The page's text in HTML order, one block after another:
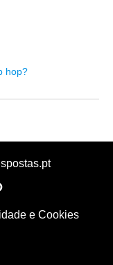
hop?
e Cookies